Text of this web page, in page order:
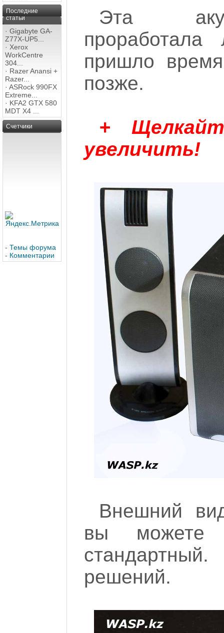
Последние
статьи
· Gigabyte GA-
Z77X-UP5...
· Xerox
WorkCentre
304...
· Razer Anansi +
Razer...
· ASRock 990FX
Extreme...
· KFA2 GTX 580
MDT X4 ...
Счетчики
- Темы форума
- Комментарии
Эта
пришло
позже.
+
увеличить!
Внешний
вы
решений.